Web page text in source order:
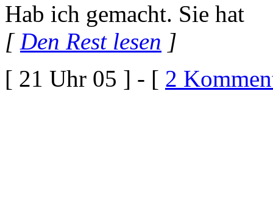
Hab ich gemacht. Sie hat
[Den Rest lesen ]
[ 21 Uhr 05 ] - [ 2